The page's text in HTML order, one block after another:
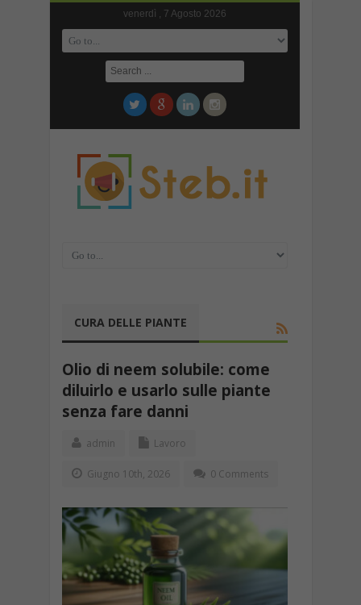
venerdì , 7 Agosto 2026
CURA DELLE PIANTE
Olio di neem solubile: come
diluirlo e usarlo sulle piante
senza fare danni
admin Lavoro
Giugno 10th, 2026 0 Comments